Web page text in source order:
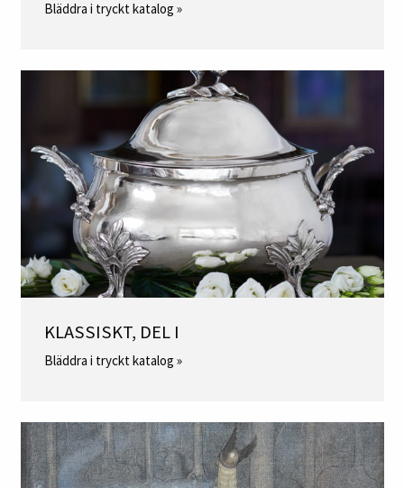
Bläddra i tryckt katalog »
KLASSISKT, DEL I
Bläddra i tryckt katalog »